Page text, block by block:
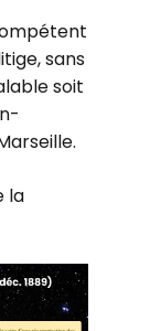
sans
soit
la